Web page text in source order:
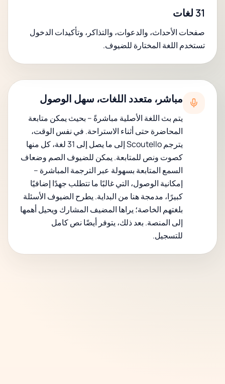
31 لغات
صفحات الأحداث، والدعوات، والتذاكر، وتأكيدات الدخول
تستخدم اللغة المختارة للضيوف.
مباشر، متعدد اللغات، سهل الوصول
يتم بث اللغة الأصلية مباشرةً – بحيث يمكن متابعة
المحاضرة حتى أثناء الاستراحة. في نفس الوقت،
يترجم Scoutello إلى ما يصل إلى 31 لغة، كل منها
كصوت ونص للمتابعة. يمكن للضيوف الصم وضعاف
السمع المتابعة بسهولة عبر الترجمة المباشرة –
إمكانية الوصول، التي غالبًا ما تتطلب جهدًا إضافيًا
كبيرًا، مدمجة هنا من البداية. يطرح الضيوف الأسئلة
بلغتهم الخاصة؛ يراها المضيف المشارك ويحيل أهمها
إلى المنصة. بعد ذلك، يتوفر أيضًا نص كامل
للتسجيل.